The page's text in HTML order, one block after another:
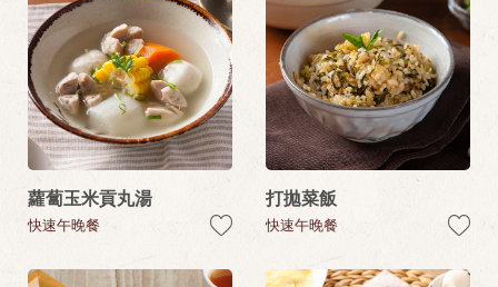
蘿蔔玉米貢丸湯
快速午晚餐
打拋菜飯
快速午晚餐